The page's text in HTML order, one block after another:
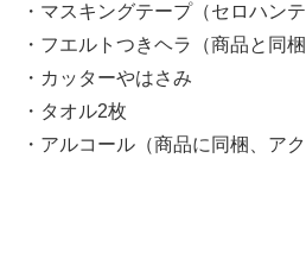
・マスキングテープ（セロハン
・フエルトつきヘラ（商品と同梱
・カッターやはさみ
・タオル2枚
・アルコール（商品に同梱、ア